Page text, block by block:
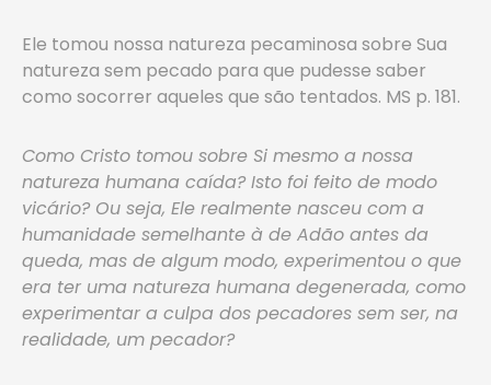
Ele tomou nossa natureza pecaminosa sobre Sua
natureza sem pecado para que pudesse saber
como socorrer aqueles que são tentados. MS p. 181.
Como Cristo tomou sobre Si mesmo a nossa
natureza humana caída? Isto foi feito de modo
vicário? Ou seja, Ele realmente nasceu com a
humanidade semelhante à de Adão antes da
queda, mas de algum modo, experimentou o que
era ter uma natureza humana degenerada, como
experimentar a culpa dos pecadores sem ser, na
realidade, um pecador?